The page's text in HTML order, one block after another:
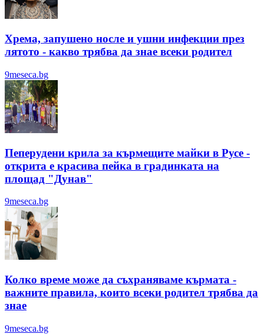
Хрема, запушено носле и ушни инфекции през
лятотo - какво трябва да знае всеки родител
9meseca.bg
Пеперудени крила за кърмещите майки в Русе -
открита е красива пейка в градинката на
площад "Дунав"
9meseca.bg
Колко време може да съхраняваме кърмата -
важните правила, които всеки родител трябва да
знае
9meseca.bg